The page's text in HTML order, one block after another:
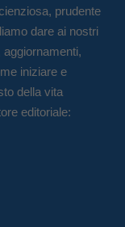
prudente
dare ai nostri
iniziare e
della vita
editoriale: